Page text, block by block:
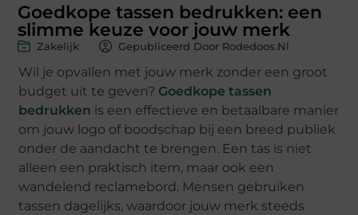
Goedkope tassen bedrukken: een
slimme keuze voor jouw merk
Zakelijk Gepubliceerd Door Rodedoos.nl
Wil je opvallen met jouw merk zonder een groot
budget uit te geven? Goedkope tassen
bedrukken is een effectieve en betaalbare manier
om jouw logo of boodschap bij een breed publiek
onder de aandacht te brengen. Een tas is niet
alleen een praktisch item, maar ook een
wandelend reclamebord. Mensen gebruiken
tassen dagelijks, waardoor jouw merk steeds